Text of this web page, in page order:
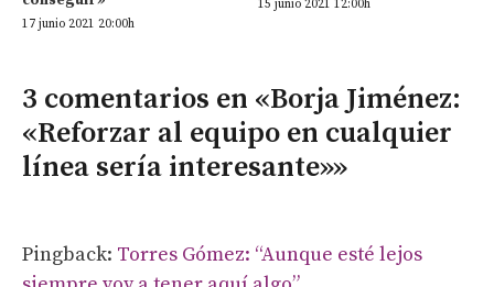
17 junio 2021 20:00h
15 junio 2021 12:00h
3 comentarios en «Borja Jiménez:
«Reforzar al equipo en cualquier
línea sería interesante»»
Pingback: Torres Gómez: “Aunque esté lejos